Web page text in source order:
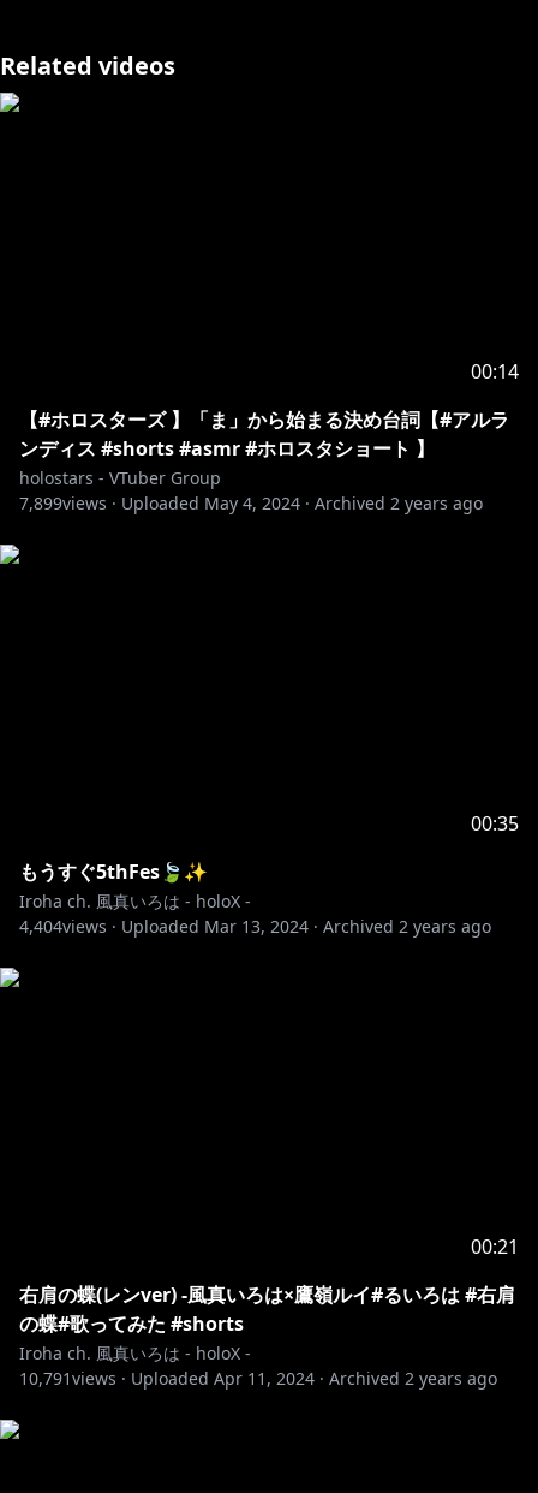
Related videos
00:14
【#ホロスターズ 】「ま」から始まる決め台詞【#アルラ
ンディス #shorts #asmr #ホロスタショート 】
holostars - VTuber Group
7,899views · Uploaded May 4, 2024 · Archived 2 years ago
00:35
もうすぐ5thFes🍃✨️
Iroha ch. 風真いろは - holoX -
4,404views · Uploaded Mar 13, 2024 · Archived 2 years ago
00:21
右肩の蝶(レンver) -風真いろは×鷹嶺ルイ#るいろは #右肩
の蝶#歌ってみた #shorts
Iroha ch. 風真いろは - holoX -
10,791views · Uploaded Apr 11, 2024 · Archived 2 years ago